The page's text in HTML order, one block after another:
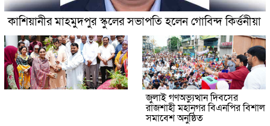
কাশিয়ানীর মাহমুদপুর স্কুলের সভাপতি হলেন গোবিন্দ কির্ত্তনীয়া
জুলাই গণঅভ্যুত্থান দিবসের
রাজশাহী মহানগর বিএনপির বিশাল
সমাবেশ অনুষ্ঠিত